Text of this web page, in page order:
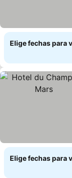
Elige fechas para
Elige fechas para